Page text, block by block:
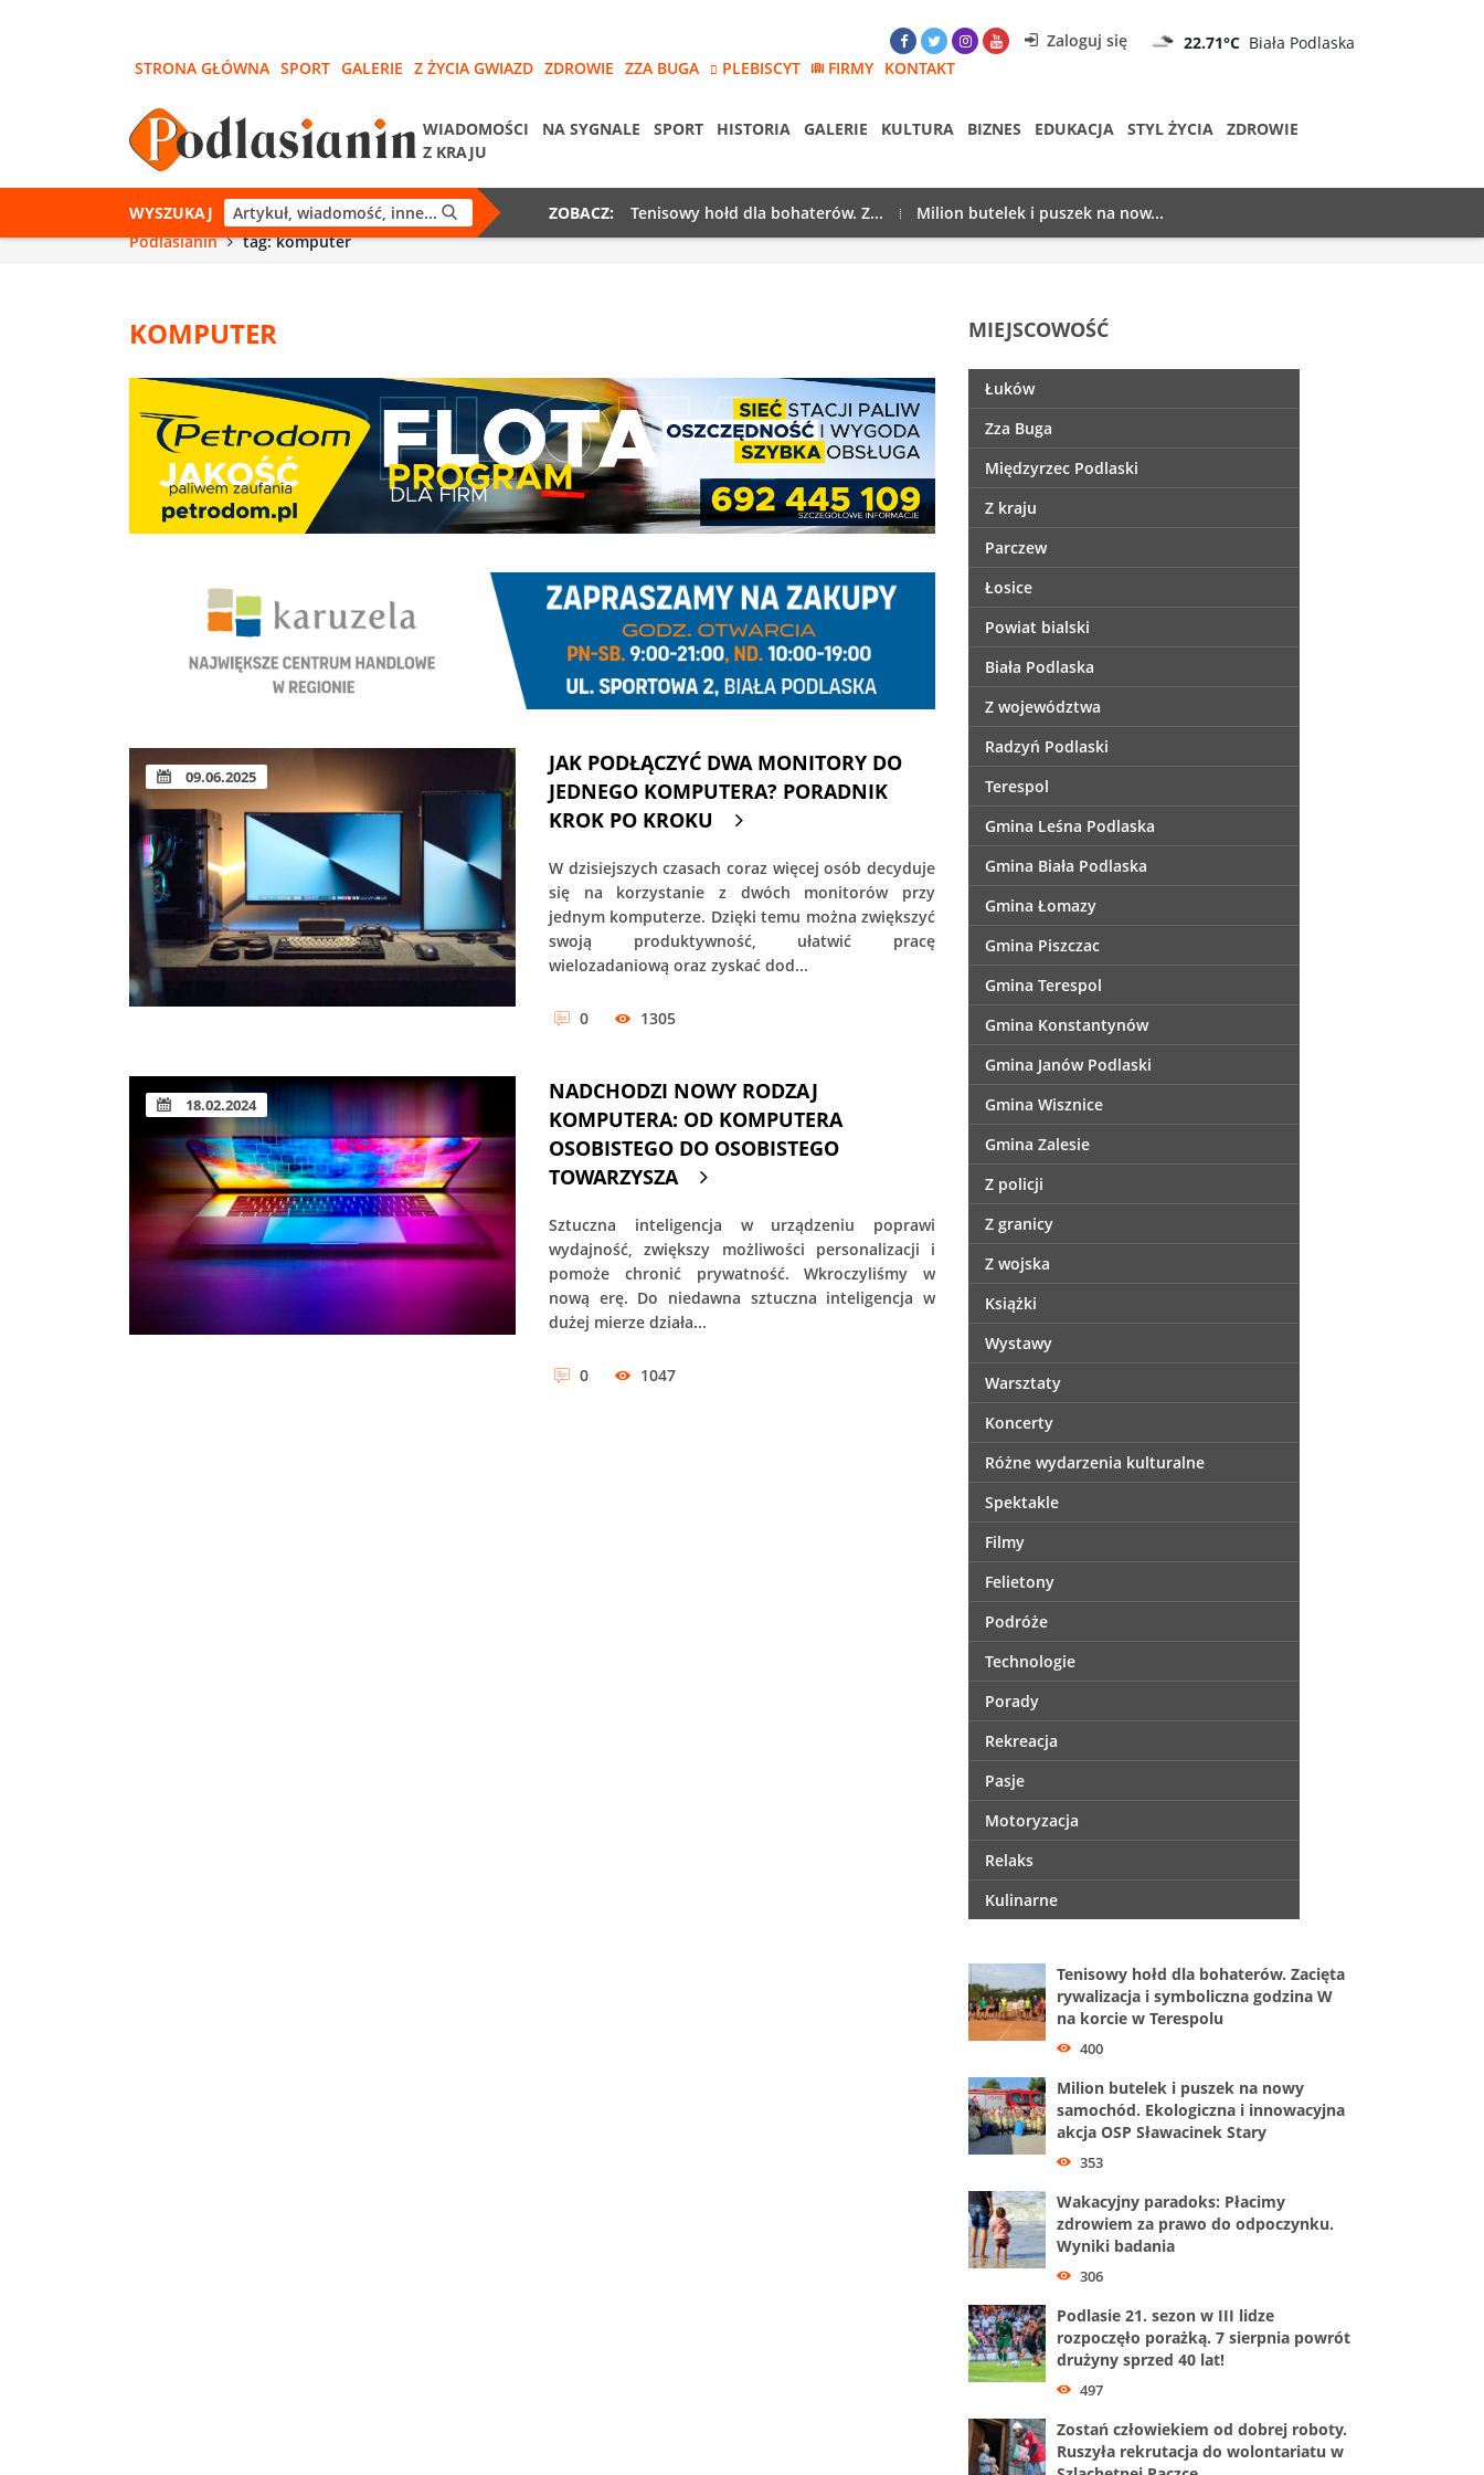
Zaloguj się 22.71°C Biała Podlaska
STRONA GŁÓWNA SPORT GALERIE Z ŻYCIA GWIAZD ZDROWIE ZZA BUGA PLEBISCYT FIRMY KONTAKT
WIADOMOŚCI NA SYGNALE SPORT HISTORIA GALERIE KULTURA BIZNES EDUKACJA STYL ŻYCIA
ZDROWIE
Z KRAJU
WYSZUKAJ ZOBACZ: Tenisowy hołd dla bohaterów. Z...
Milion butelek i puszek na now...
Podlasianin
tag: komputer
KOMPUTER
09.06.2025
JAK PODŁĄCZYĆ DWA MONITORY DO
JEDNEGO KOMPUTERA? PORADNIK
KROK PO KROKU
W dzisiejszych czasach coraz więcej osób decyduje
się na korzystanie z dwóch monitorów przy
jednym komputerze. Dzięki temu można zwiększyć
swoją produktywność, ułatwić pracę
wielozadaniową oraz zyskać dod...
0 1305
18.02.2024
NADCHODZI NOWY RODZAJ
KOMPUTERA: OD KOMPUTERA
OSOBISTEGO DO OSOBISTEGO
TOWARZYSZA
Sztuczna inteligencja w urządzeniu poprawi
wydajność, zwiększy możliwości personalizacji i
pomoże chronić prywatność. Wkroczyliśmy w
nową erę. Do niedawna sztuczna inteligencja w
dużej mierze działa...
0 1047
MIEJSCOWOŚĆ
Łuków
Zza Buga
Międzyrzec Podlaski
Z kraju
Parczew
Łosice
Powiat bialski
Biała Podlaska
Z województwa
Radzyń Podlaski
Terespol
Gmina Leśna Podlaska
Gmina Biała Podlaska
Gmina Łomazy
Gmina Piszczac
Gmina Terespol
Gmina Konstantynów
Gmina Janów Podlaski
Gmina Wisznice
Gmina Zalesie
Z policji
Z granicy
Z wojska
Książki
Wystawy
Warsztaty
Koncerty
Różne wydarzenia kulturalne
Spektakle
Filmy
Felietony
Podróże
Technologie
Porady
Rekreacja
Pasje
Motoryzacja
Relaks
Kulinarne
Tenisowy hołd dla bohaterów. Zacięta
rywalizacja i symboliczna godzina W
na korcie w Terespolu
400
Milion butelek i puszek na nowy
samochód. Ekologiczna i innowacyjna
akcja OSP Sławacinek Stary
353
Wakacyjny paradoks: Płacimy
zdrowiem za prawo do odpoczynku.
Wyniki badania
306
Podlasie 21. sezon w III lidze
rozpoczęło porażką. 7 sierpnia powrót
drużyny sprzed 40 lat!
497
Zostań człowiekiem od dobrej roboty.
Ruszyła rekrutacja do wolontariatu w